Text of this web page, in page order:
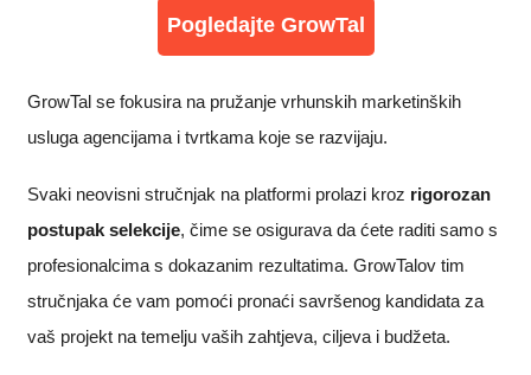
Pogledajte GrowTal
GrowTal se fokusira na pružanje vrhunskih marketinških
usluga agencijama i tvrtkama koje se razvijaju.
Svaki neovisni stručnjak na platformi prolazi kroz rigorozan
postupak selekcije, čime se osigurava da ćete raditi samo s
profesionalcima s dokazanim rezultatima. GrowTalov tim
stručnjaka će vam pomoći pronaći savršenog kandidata za
vaš projekt na temelju vaših zahtjeva, ciljeva i budžeta.